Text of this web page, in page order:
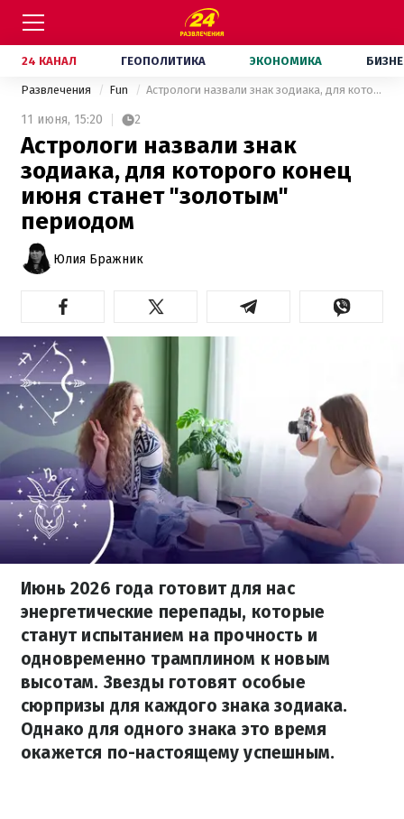
24 КАНАЛ ГЕОПОЛИТИКА ЭКОНОМИКА
Развлечения Fun Астрологи назвали знак зодиака, для которого конец июня станет "золотым" периодом
11 июня, 15:20 2
Астрологи назвали знак
зодиака, для которого конец
июня станет "золотым"
периодом
Юлия Бражник
Июнь 2026 года готовит для нас
энергетические перепады, которые
станут испытанием на прочность и
одновременно трамплином к новым
высотам. Звезды готовят особые
сюрпризы для каждого знака зодиака.
Однако для одного знака это время
окажется по-настоящему успешным.